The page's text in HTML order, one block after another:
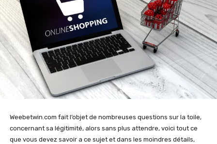
Weebetwin.com fait l’objet de nombreuses questions sur la toile,
concernant sa légitimité, alors sans plus attendre, voici tout ce
que vous devez savoir a ce sujet et dans les moindres détails,